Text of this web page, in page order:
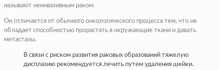
называют неинвазивным раком.
Он отличается от обычного онкологического процесса тем, что не
обладает способностью прорастать в окружающие ткани и давать
метастазы.
В связи с риском развития раковых образований тяжелую
дисплазию рекомендуется лечить путем удаления шейки.